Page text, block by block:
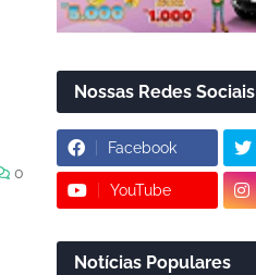
0
Nossas Redes Sociais
Facebook
YouTube
Notícias Populares